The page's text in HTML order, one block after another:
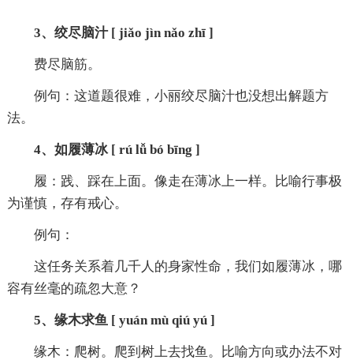
3、绞尽脑汁 [ jiǎo jìn nǎo zhī ]
费尽脑筋。
例句：这道题很难，小丽绞尽脑汁也没想出解题方
法。
4、如履薄冰 [ rú lǚ bó bīng ]
履：践、踩在上面。像走在薄冰上一样。比喻行事极
为谨慎，存有戒心。
例句：
这任务关系着几千人的身家性命，我们如履薄冰，哪
容有丝毫的疏忽大意？
5、缘木求鱼 [ yuán mù qiú yú ]
缘木：爬树。爬到树上去找鱼。比喻方向或办法不对